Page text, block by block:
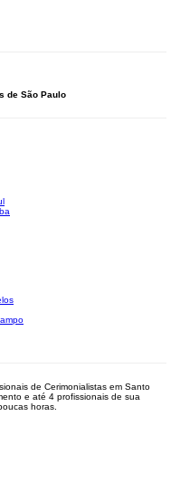
de São Paulo
de Cerimonialistas em Santo
e até 4 profissionais de sua
horas.